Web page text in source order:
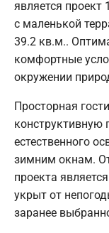
является проект
с маленькой
39.2 кв.м..
комфортные
окружении
Просторная
конструктивную
естественного
зимним окнам.
проекта
укрыт от
заранее